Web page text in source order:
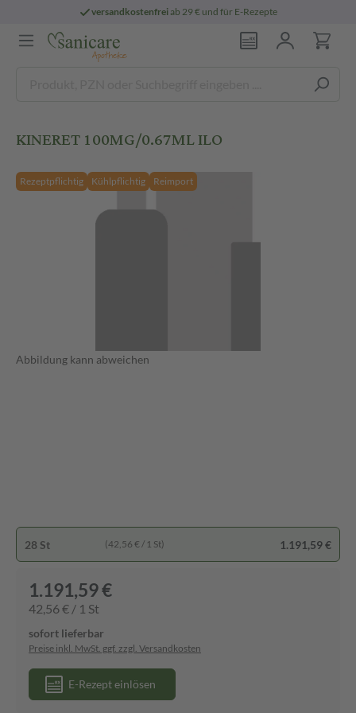
versandkostenfreiab 29 € und für E-Rezepte
KINERET 100MG/0.67ML ILO
Rezeptpflichtig Kühlpflichtig Reimport
Abbildung kann abweichen
28 St (42,56 € / 1 St) 1.191,59 €
1.191,59 €
42,56 € / 1 St
sofort lieferbar
Preise inkl. MwSt. ggf. zzgl. Versandkosten
E-Rezept einlösen